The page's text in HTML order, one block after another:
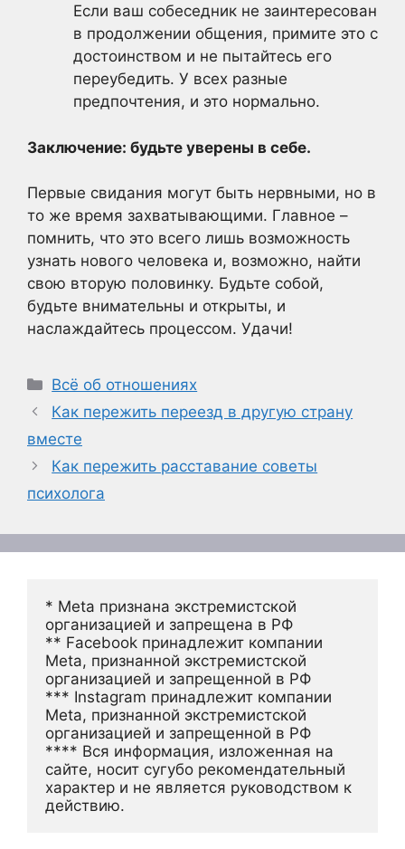
Если ваш собеседник не заинтересован
в продолжении общения, примите это с
достоинством и не пытайтесь его
переубедить. У всех разные
предпочтения, и это нормально.
Заключение: будьте уверены в себе.
Первые свидания могут быть нервными, но в
то же время захватывающими. Главное –
помнить, что это всего лишь возможность
узнать нового человека и, возможно, найти
свою вторую половинку. Будьте собой,
будьте внимательны и открыты, и
наслаждайтесь процессом. Удачи!
Рубрики
Всё об отношениях
Как пережить переезд в другую страну
вместе
Как пережить расставание советы
психолога
* Meta признана экстремистской
организацией и запрещена в РФ
** Facebook принадлежит компании
Meta, признанной экстремистской
организацией и запрещенной в РФ
*** Instagram принадлежит компании
Meta, признанной экстремистской
организацией и запрещенной в РФ
**** Вся информация, изложенная на
сайте, носит сугубо рекомендательный
характер и не является руководством к
действию.